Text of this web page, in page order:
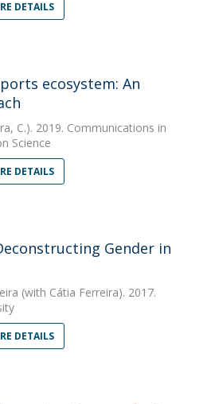
DETAILS
ecosystem: An
C.). 2019. Communications in
Science
DETAILS
Gender in
(with Cátia Ferreira). 2017.
DETAILS